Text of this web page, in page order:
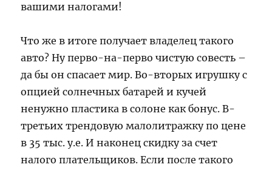
вашими налогами!
Что же в итоге получает владелец такого
авто? Ну перво-на-перво чистую совесть –
да бы он спасает мир. Во-вторых игрушку с
опцией солнечных батарей и кучей
ненужно пластика в солоне как бонус. В-
третьих трендовую малолитражку по цене
в 35 тыс. у.е. И наконец скидку за счет
налого плательщиков. Если после такого